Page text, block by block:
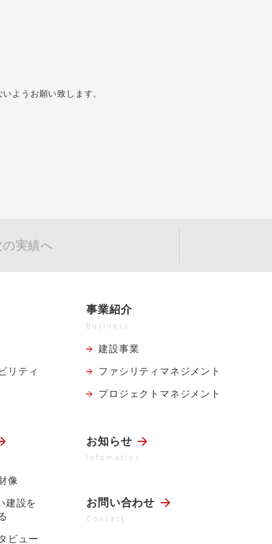
ようお願い致します。
の実績へ
リティ
事業紹介
Business
建設事業
ファシリティ マネジメント
プロジェクト マネジメント
像
建設を
ビュー
お知らせ
Infomation
お問い合わせ
Contact